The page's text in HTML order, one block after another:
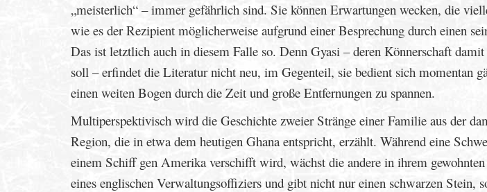
„meisterlich“ – immer gefährlich sind. Sie können Erwartungen wecken, die
wie es der Rezipient möglicherweise aufgrund einer Besprechung durch einen
Das ist letztlich auch in diesem Falle so. Denn Gyasi – deren Könnerschaft
soll – erfindet die Literatur nicht neu, im Gegenteil, sie bedient sich momentan
einen weiten Bogen durch die Zeit und große Entfernungen zu spannen.
Multiperspektivisch wird die Geschichte zweier Stränge einer Familie aus der
Region, die in etwa dem heutigen Ghana entspricht, erzählt. Während eine
einem Schiff gen Amerika verschifft wird, wächst die andere in ihrem
eines englischen Verwaltungsoffiziers und gibt nicht nur einen schwarzen Stein,